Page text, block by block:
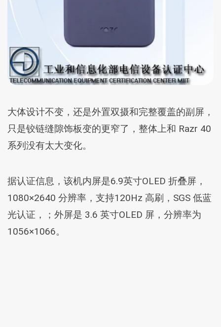
大体设计不变，还是外置双摄和完整覆盖的副屏，
只是铰链缝隙饰板变的更窄了，整体上和 Razr 40
系列没有太大变化。
据认证信息，该机内屏是6.9英寸OLED 折叠屏，
1080×2640 分辨率，支持120Hz 高刷，SGS 低蓝
光认证，；外屏是 3.6 英寸OLED 屏，分辨率为
1056×1066。